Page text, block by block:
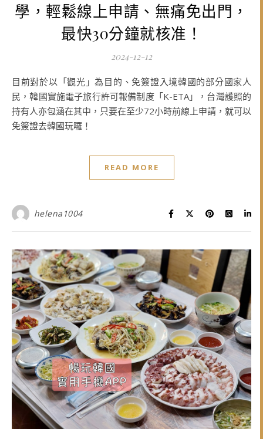
學，輕鬆線上申請、無痛免出門，
最快30分鐘就核准！
2024-12-12
目前對於以「觀光」為目的、免簽證入境韓國的部分國家人
民，韓國實施電子旅行許可報備制度「K-ETA」，台灣護照的
持有人亦包涵在其中，只要在至少72小時前線上申請，就可以
免簽證去韓國玩囉！
READ MORE
helena1004